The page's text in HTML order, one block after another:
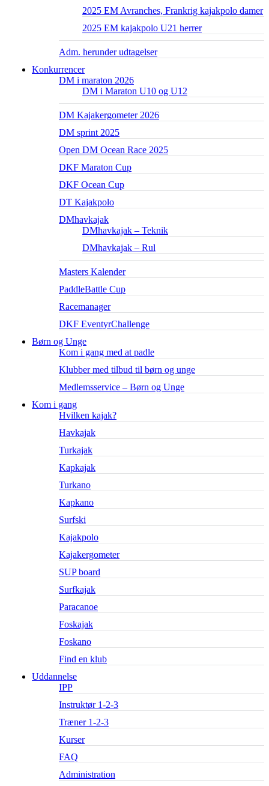
2025 EM Avranches, Frankrig kajakpolo damer
2025 EM kajakpolo U21 herrer
Adm. herunder udtagelser
Konkurrencer
DM i maraton 2026
DM i Maraton U10 og U12
DM Kajakergometer 2026
DM sprint 2025
Open DM Ocean Race 2025
DKF Maraton Cup
DKF Ocean Cup
DT Kajakpolo
DMhavkajak
DMhavkajak – Teknik
DMhavkajak – Rul
Masters Kalender
PaddleBattle Cup
Racemanager
DKF EventyrChallenge
Børn og Unge
Kom i gang med at padle
Klubber med tilbud til børn og unge
Medlemsservice – Børn og Unge
Kom i gang
Hvilken kajak?
Havkajak
Turkajak
Kapkajak
Turkano
Kapkano
Surfski
Kajakpolo
Kajakergometer
SUP board
Surfkajak
Paracanoe
Foskajak
Foskano
Find en klub
Uddannelse
IPP
Instruktør 1-2-3
Træner 1-2-3
Kurser
FAQ
Administration